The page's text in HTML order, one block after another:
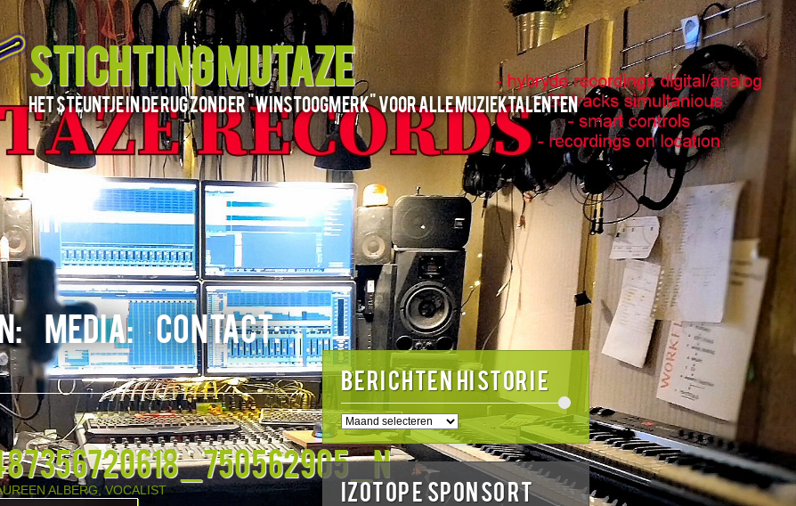
STICHTING MUTAZE
het steuntje in de rug zonder "winstoogmerk" voor alle muziektalenten
MEDIA: CONTACT:
ALBERG, VOCALIST
BERICHTEN HISTORIE
BERICHTEN
HISTORIE
IZOTOPE sponsort